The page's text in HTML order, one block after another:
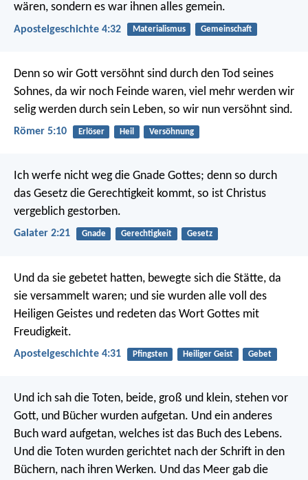
wären, sondern es war ihnen alles gemein.
Apostelgeschichte 4:32 Materialismus Gemeinschaft
Denn so wir Gott versöhnt sind durch den Tod seines
Sohnes, da wir noch Feinde waren, viel mehr werden wir
selig werden durch sein Leben, so wir nun versöhnt sind.
Römer 5:10 Erlöser Heil Versöhnung
Ich werfe nicht weg die Gnade Gottes; denn so durch
das Gesetz die Gerechtigkeit kommt, so ist Christus
vergeblich gestorben.
Galater 2:21 Gnade Gerechtigkeit Gesetz
Und da sie gebetet hatten, bewegte sich die Stätte, da
sie versammelt waren; und sie wurden alle voll des
Heiligen Geistes und redeten das Wort Gottes mit
Freudigkeit.
Apostelgeschichte 4:31 Pfingsten Heiliger Geist Gebet
Und ich sah die Toten, beide, groß und klein, stehen vor
Gott, und Bücher wurden aufgetan. Und ein anderes
Buch ward aufgetan, welches ist das Buch des Lebens.
Und die Toten wurden gerichtet nach der Schrift in den
Büchern, nach ihren Werken. Und das Meer gab die